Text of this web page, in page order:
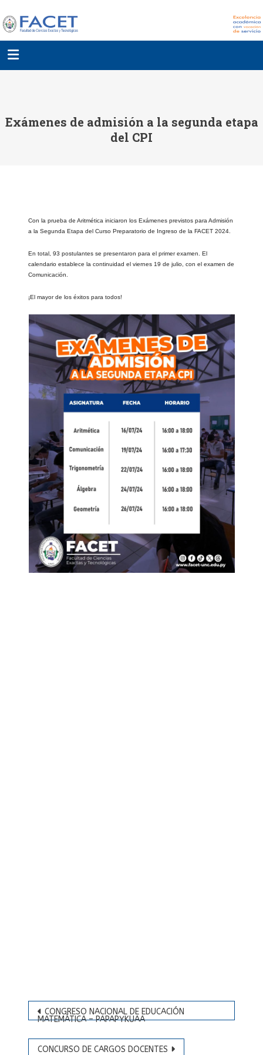
Exámenes de admisión a la segunda etapa
del CPI
Con la prueba de Aritmética iniciaron los Exámenes previstos para Admisión
a la Segunda Etapa del Curso Preparatorio de Ingreso de la FACET 2024.
En total, 93 postulantes se presentaron para el primer examen. El
calendario establece la continuidad el viernes 19 de julio, con el examen de
Comunicación.
¡El mayor de los éxitos para todos!
entradas
CONGRESO NACIONAL DE EDUCACIÓN
MATEMÁTICA – PAPAPYKUAA
CONCURSO DE CARGOS DOCENTES